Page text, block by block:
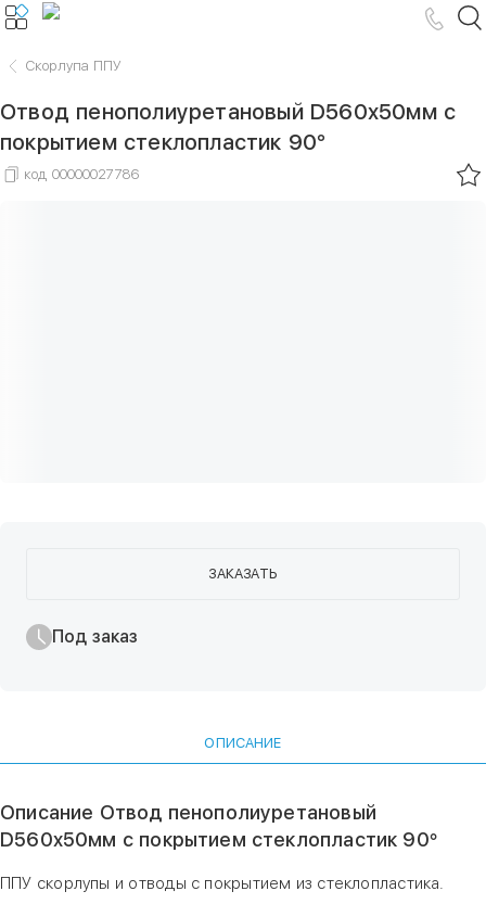
Скорлупа ППУ
Отвод пенополиуретановый D560х50мм с
покрытием стеклопластик 90°
код 00000027786
ЗАКАЗАТЬ
Под заказ
ОПИСАНИЕ
Описание Отвод пенополиуретановый
D560х50мм с покрытием стеклопластик 90°
ППУ скорлупы и отводы с покрытием из стеклопластика.